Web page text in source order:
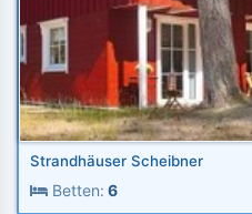
Strandhäuser Scheibner
Betten: 6